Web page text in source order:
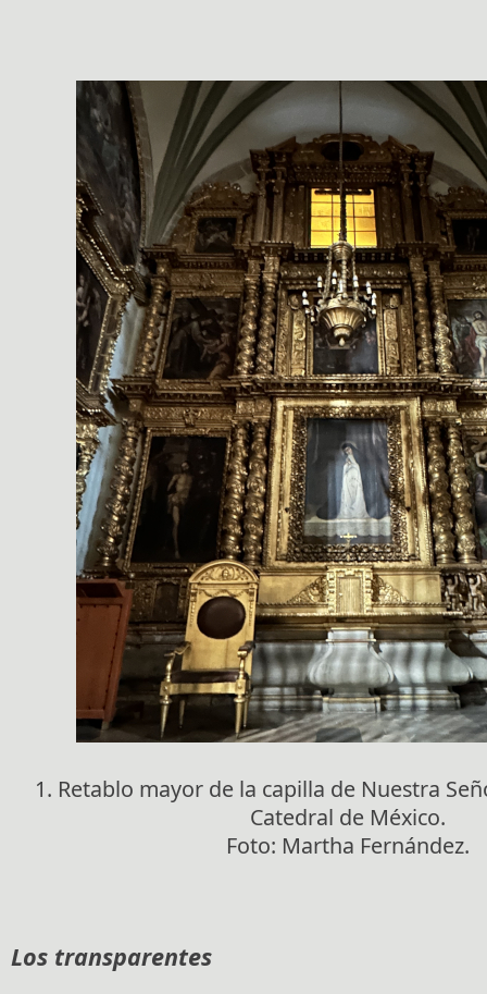
1. Retablo mayor de la capilla de Nuestra
Catedral de México.
Foto: Martha Fernández.
Los transparentes